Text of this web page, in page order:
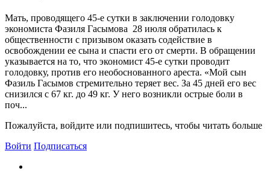
Мать, проводящего 45-е сутки в заключении голодовку
экономиста Фазиля Гасымова 28 июля обратилась к
общественности с призывом оказать содействие в
освобождении ее сына и спасти его от смерти. В обращении
указывается на то, что экономист 45-е сутки проводит
голодовку, против его необоснованного ареста. «Мой сын
Фазиль Гасымов стремительно теряет вес. За 45 дней его вес
снизился с 67 кг. до 49 кг. У него возникли острые боли в
поч...
Пожалуйста, войдите или подпишитесь, чтобы читать больше
Войти Подписаться